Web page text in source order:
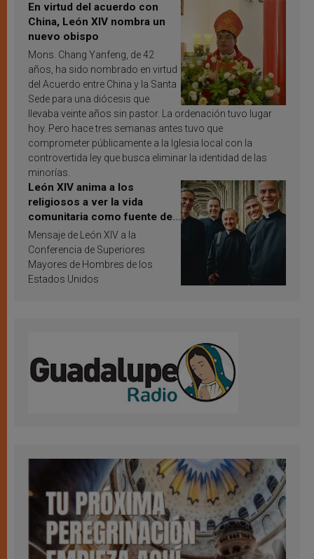
En virtud del acuerdo con
China, León XIV nombra un
nuevo obispo
Mons. Chang Yanfeng, de 42
años, ha sido nombrado en virtud
del Acuerdo entre China y la Santa
Sede para una diócesis que
llevaba veinte años sin pastor. La ordenación tuvo lugar
hoy. Pero hace tres semanas antes tuvo que
comprometer públicamente a la Iglesia local con la
controvertida ley que busca eliminar la identidad de las
minorías.
León XIV anima a los
religiosos a ver la vida
comunitaria como fuente de
inspiración y santificación
Mensaje de León XIV a la
Conferencia de Superiores
Mayores de Hombres de los
Estados Unidos